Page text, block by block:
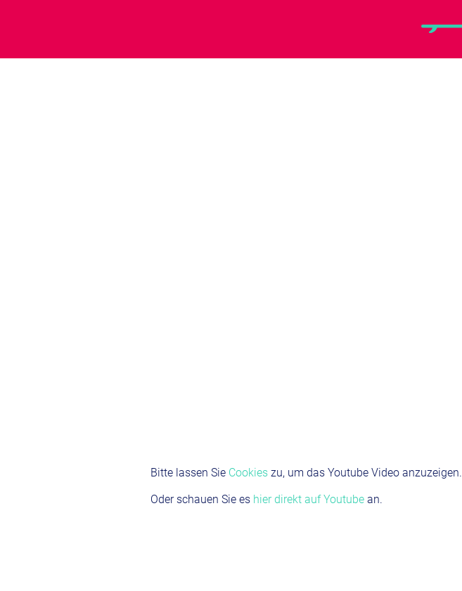
Bitte lassen Sie Cookies zu, um das Youtube Video anzuzeigen.
Oder schauen Sie es hier direkt auf Youtube an.